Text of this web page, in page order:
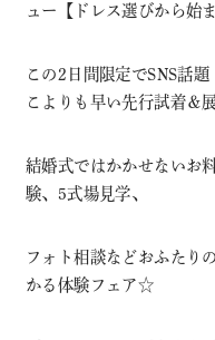
ュー【ドレス選びから始
この2日間限定でSNS話
こよりも早い先行試着＆
結婚式ではかかせないお
験、5式場見学、
フォト相談などおふたり
かる体験フェア☆